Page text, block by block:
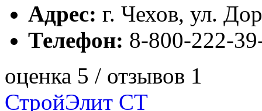
Адрес: г. Чехов, ул.
Телефон: 8-800-222-
оценка 5 / отзывов 1
СтройЭлит СТ